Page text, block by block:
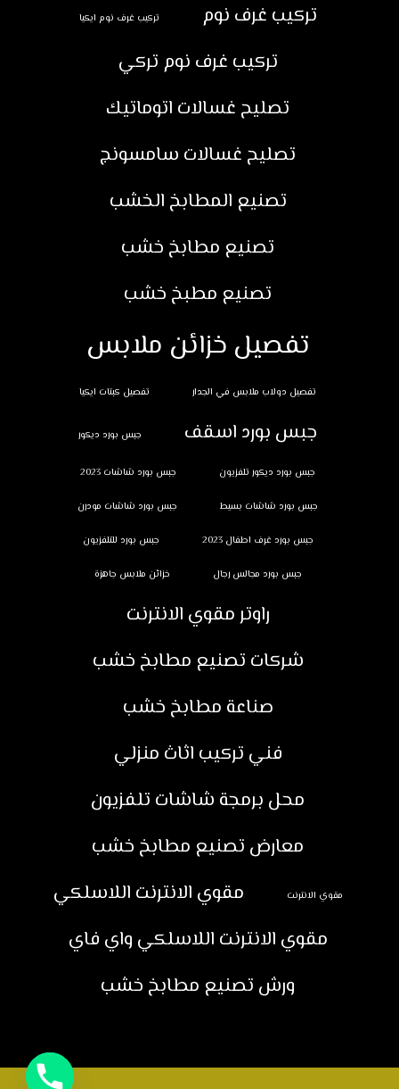
تركيب غرف نوم
تركيب غرف نوم ايكيا
تركيب غرف نوم تركي
تصليح غسالات اتوماتيك
تصليح غسالات سامسونج
تصنيع المطابخ الخشب
تصنيع مطابخ خشب
تصنيع مطبخ خشب
تفصيل خزائن ملابس
تفصيل دولاب ملابس في الجدار تفصيل كبتات ايكيا
جبس بورد اسقف جبس بورد ديكور
جبس بورد ديكور تلفزيون جبس بورد شاشات 2023
جبس بورد شاشات بسيط جبس بورد شاشات مودرن
جبس بورد غرف اطفال 2023 جبس بورد للتلفزيون
جبس بورد مجالس رجال خزائن ملابس جاهزة
راوتر مقوي الانترنت
شركات تصنيع مطابخ خشب
صناعة مطابخ خشب
فني تركيب اثاث منزلي
محل برمجة شاشات تلفزيون
معارض تصنيع مطابخ خشب
مقوي الانترنت
مقوي الانترنت اللاسلكي
مقوي الانترنت اللاسلكي واي فاي
ورش تصنيع مطابخ خشب